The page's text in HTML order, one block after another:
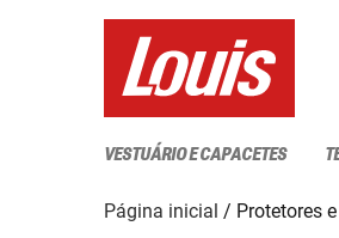
VESTUÁRIO E CAPACETES
Página inicial Protetores